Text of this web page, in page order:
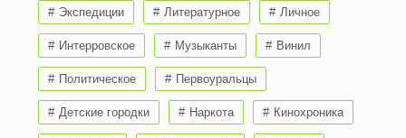
Экспедиции Литературное Личное
Интерровское Музыканты Винил
Политическое Первоуральцы
Детские городки Наркота Кинохроника